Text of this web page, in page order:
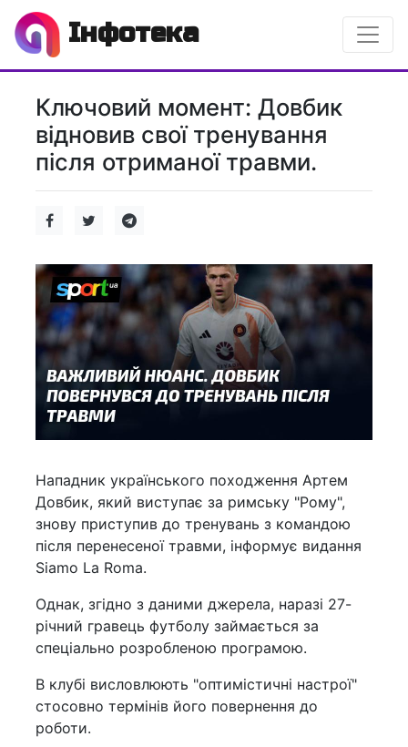
Інфотека
Ключовий момент: Довбик
відновив свої тренування
після отриманої травми.
Нападник українського походження Артем
Довбик, який виступає за римську "Рому",
знову приступив до тренувань з командою
після перенесеної травми, інформує видання
Siamo La Roma.
Однак, згідно з даними джерела, наразі 27-
річний гравець футболу займається за
спеціально розробленою програмою.
В клубі висловлюють "оптимістичні настрої"
стосовно термінів його повернення до
роботи.